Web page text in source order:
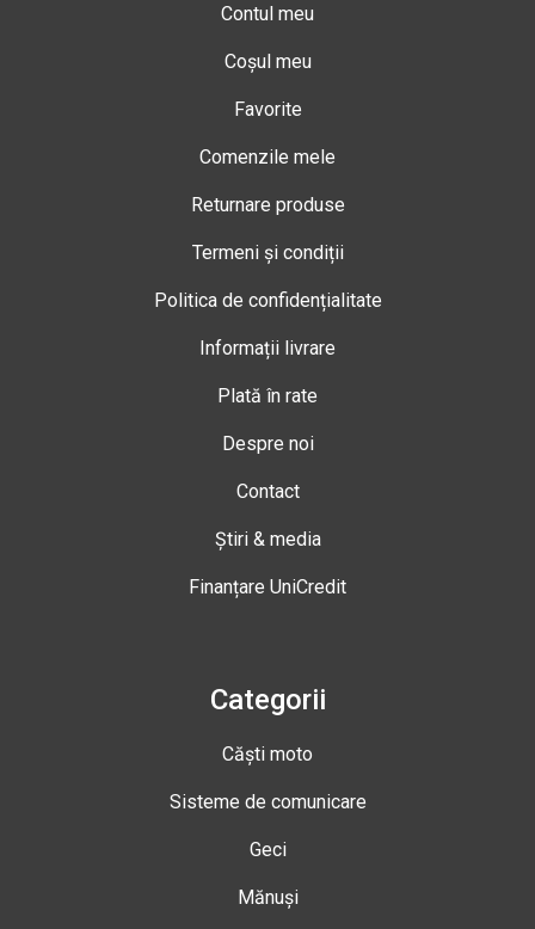
Contul meu
Coșul meu
Favorite
Comenzile mele
Returnare produse
Termeni și condiții
Politica de confidențialitate
Informații livrare
Plată în rate
Despre noi
Contact
Știri & media
Finanțare UniCredit
Categorii
Căști moto
Sisteme de comunicare
Geci
Mănuși